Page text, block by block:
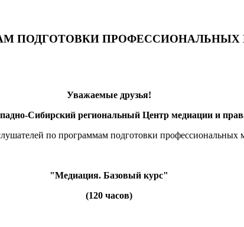
ПОДГОТОВКИ ПРОФЕССИОНАЛЬНЫХ
Уважаемые друзья!
Сибирский региональный Центр медиации и
по программам подготовки профессиональных
"Медиация. Базовый курс"
(120 часов)